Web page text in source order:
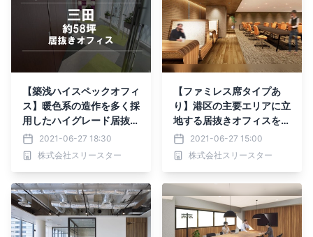
【築浅ハイスペックオフィ
ス】暖色系の造作を多く採
用したハイグレード居抜き
オフィスが期間限定募集！
居抜きオフィスサイト「vi
vit」
2021-06-27 18:30
株式会社スリースター
【ファミレス席タイプあ
り】港区の主要エリアに立
地する居抜きオフィスを新
掲載！！とにかくおしゃれ
な内装付きオフィスはこち
ら
2021-06-27 15:00
株式会社スリースター